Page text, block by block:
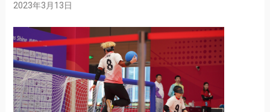
2023年3月13日